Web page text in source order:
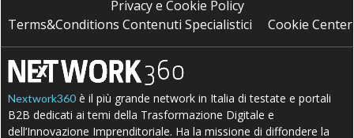
Privacy e Cookie Policy
Terms&Conditions Contenuti Specialistici
Cookie Center
Nextwork360 è il più grande network in Italia di testate e portali
B2B dedicati ai temi della Trasformazione Digitale e
dell’Innovazione Imprenditoriale. Ha la missione di diffondere la